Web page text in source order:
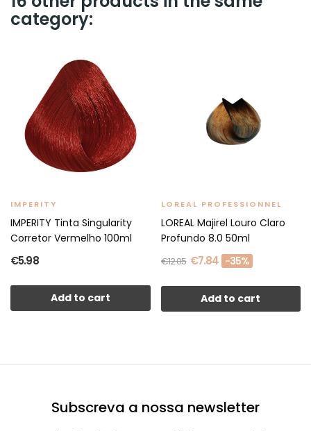
category:
IMPERITY
IMPERITY Tinta Singularity
Corretor Vermelho 100ml
€5.98
Add to cart
LOREAL PROFESSIONNEL
LOREAL Majirel Louro Claro
Profundo 8.0 50ml
€12.05 €7.84 -35%
Add to cart
Subscreva a nossa newsletter